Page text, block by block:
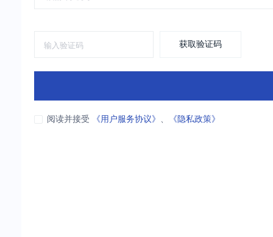
获取验证码
阅读并接受 《用户服务协议》 、 《隐私政策》